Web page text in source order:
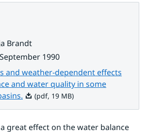
Brandt
1990
and weather-dependent effects
and water quality in some
Pdf, 19 MB.
(pdf, 19 MB)
great effect on the water balance